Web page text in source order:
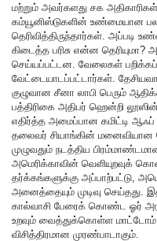
மற்றும் அவர்களது சக
கம்யூனிஸ்டுகளின் உண்மையான
தெரிவித்திருந்தார்கள்.
கிடைத்த பரிசு என்ன தெரியுமா?
செய்யப்பட்டன. வேலைகள்
வேட்டையாடப்பட்டார்கள்.
குழுவான சீனா லாபி பெரும்
பத்திரிகை அதிபர் ஹென்றி
எதிர்த்த அமைப்பான கமிட்டி
தலைவர் சியாங்கின் மனைவியான
முழுவதும் நடத்திய
அமெரிக்காவின் வெளியுறவுக்
தர்க்கங்களுக்கு அப்பாற்பட்டு,
அனைத்தையும் முடிவு
கால்வாசி பேரைக் கொண்ட ஓர்
உறவும் வைத்துக்கொள்ள மாட்டோம்
விசித்திரமான முரண்பாடாகும்.